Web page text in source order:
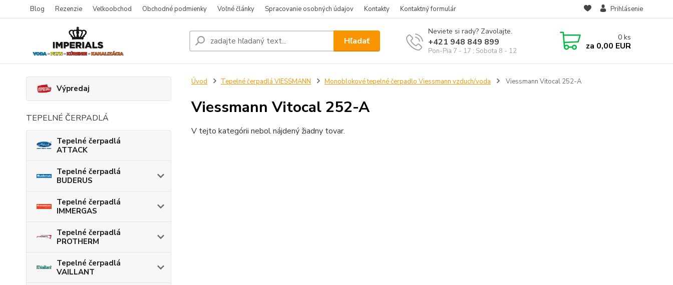
Blog Rezenzie Veľkoobchod Obchodné podmienky Voľné články Spracovanie osobných údajov Kontakty Kontaktný formulár Prihlásenie
Hľadať
Neviete si rady? Zavolajte.
+421 948 849 899
Pon-Pia 7 - 17 ; Sobota 8 - 12
0 ks
za 0,00 EUR
Výpredaj
TEPELNÉ ČERPADLÁ
Tepelné čerpadlá
ATTACK
Tepelné čerpadlá
BUDERUS
Tepelné čerpadlá
IMMERGAS
Tepelné čerpadlá
PROTHERM
Tepelné čerpadlá
VAILLANT
Úvod Tepelné čerpadlá VIESSMANN Monoblokové tepelné čerpadlo Viessmann vzduch/voda Viessmann Vitocal 252-A
Viessmann Vitocal 252-A
V tejto kategórii nebol nájdený žiadny tovar.